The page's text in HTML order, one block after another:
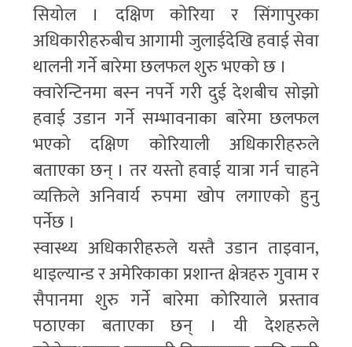
सियोल । दक्षिण कोरिया र सिंगापुरका
अधिकारीहरुबीच आगामी जुलाईदेखि हवाई सेवा
थालनी गर्ने बारेमा छलफल शुरु भएको छ ।
क्वारेन्टिनमा बस्न नपर्ने गरी दुई देशबीच सोझो
हवाई उडान गर्ने सम्भावनाका बारेमा छलफल
भएको दक्षिण कोरियाली अधिकारीहरुले
बताएका छन् । तर यस्तो हवाई यात्रा गर्न चाहने
व्यक्तिले अनिवार्य रुपमा खोप लगाएको हुनु
पर्नेछ ।
स्वास्थ्य अधिकारीहरुले यस्तै उडान ताइवान,
थाइल्यान्ड र अमेरिकाका प्रशान्त क्षेत्रहरु गुवाम र
सैपानमा शुरु गर्ने बारेमा कोरियाले प्रस्ताव
पठाएका बताएका छन् । यी देशहरुले